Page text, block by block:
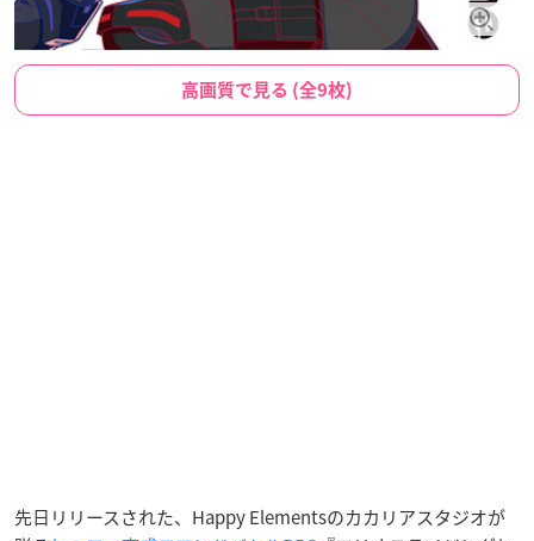
高画質で見る (全9枚)
先日リリースされた、Happy Elementsのカカリアスタジオが